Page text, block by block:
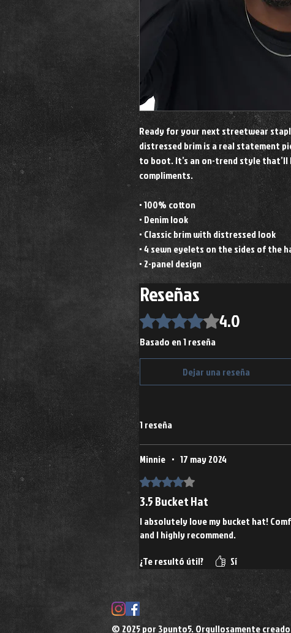
Ready for your next streetwear
distressed brim is a real statement
to boot. It’s an on-trend style
compliments.
• 100% cotton
• Denim look
• Classic brim with distressed look
• 4 sewn eyelets on the sides of the
• 2-panel design
Reseñas
Obtuvo 4 de 5 estrellas.
4.0
Basado en 1 reseña
Dejar una reseña
1 reseña
Minnie • 17 may 2024
Obtuvo 4 de 5 estrellas.
3.5 Bucket Hat
I absolutely love my bucket hat!
and I highly recommend.
¿Te resultó útil?
Sí
© 2025 por 3punto5. Orgullosamente creado